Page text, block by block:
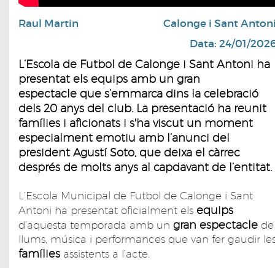
Raul Martin
Calonge i Sant
Data: 24/01/
L’Escola de Futbol de Calonge i Sant Antoni ha
presentat els equips amb un gran
espectacle que s’emmarca dins la celebració
dels 20 anys del club. La presentació ha reunit
famílies i aficionats i s'ha viscut un moment
especialment emotiu amb l’anunci del
president Agustí Soto, que deixa el càrrec
després de molts anys al capdavant de l’entitat.
L’Escola Municipal de Futbol de Calonge i Sant
Antoni ha presentat oficialment els equips
d’aquesta temporada amb un gran espectacle de
llums, música i performances que van fer gaudir
famílies assistents a l’acte.